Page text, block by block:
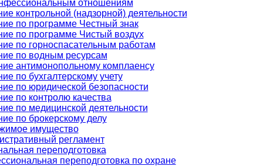
отношениям
контрольной (надзорной) деятельности
по программе Честный знак
по программе Чистый воздух
по горноспасательным работам
по водным ресурсам
антимонопольному комплаенсу
по бухгалтерскому учету
по юридической безопасности
по контролю качества
по медицинской деятельности
по брокерскому делу
имущество
регламент
переподготовка
переподготовка по охране